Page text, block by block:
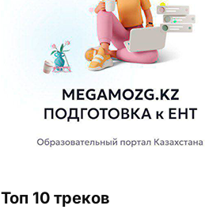
Топ 10 треков